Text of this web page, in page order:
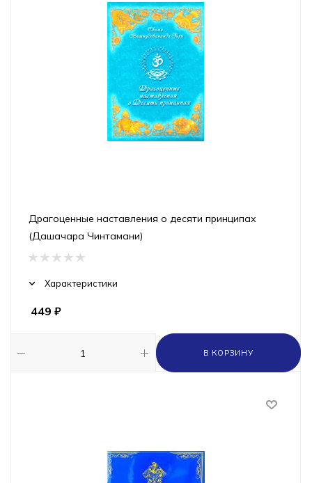
Драгоценные наставления о десяти принципах
(Дашачара Чинтамани)
Характеристики
449 ₽
В КОРЗИНУ